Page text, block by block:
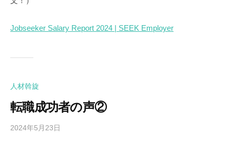
Jobseeker Salary Report 2024 | SEEK Employer
人材斡旋
転職成功者の声②
2024年5月23日